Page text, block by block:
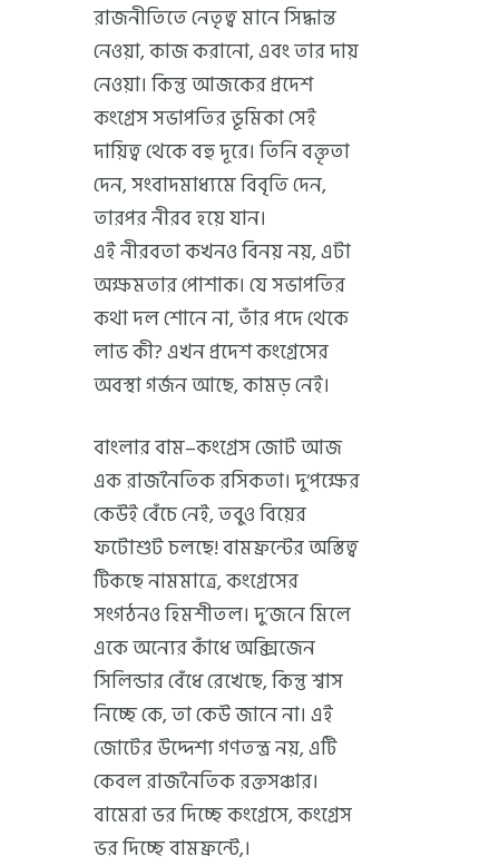
রাজনীতিতে নেতৃত্ব মানে সিদ্ধান্ত
নেওয়া, কাজ করানো, এবং তার দায়
নেওয়া। কিন্তু আজকের প্রদেশ
কংগ্রেস সভাপতির ভূমিকা সেই
দায়িত্ব থেকে বহু দূরে। তিনি বক্তৃতা
দেন, সংবাদমাধ্যমে বিবৃতি দেন,
তারপর নীরব হয়ে যান।
এই নীরবতা কখনও বিনয় নয়, এটা
অক্ষমতার পোশাক। যে সভাপতির
কথা দল শোনে না, তাঁর পদে থেকে
লাভ কী? এখন প্রদেশ কংগ্রেসের
অবস্থা গর্জন আছে, কামড় নেই।
বাংলার বাম–কংগ্রেস জোট আজ
এক রাজনৈতিক রসিকতা। দু’পক্ষের
কেউই বেঁচে নেই, তবুও বিয়ের
ফটোশুট চলছে! বামফ্রন্টের অস্তিত্ব
টিকছে নামমাত্রে, কংগ্রেসের
সংগঠনও হিমশীতল। দু’জনে মিলে
একে অন্যের কাঁধে অক্সিজেন
সিলিন্ডার বেঁধে রেখেছে, কিন্তু শ্বাস
নিচ্ছে কে, তা কেউ জানে না। এই
জোটের উদ্দেশ্য গণতন্ত্র নয়, এটি
কেবল রাজনৈতিক রক্তসঞ্চার।
বামেরা ভর দিচ্ছে কংগ্রেসে, কংগ্রেস
ভর দিচ্ছে বামফ্রন্টে,।